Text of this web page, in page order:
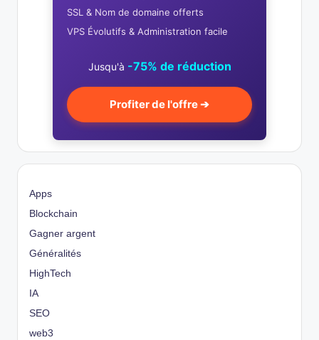
SSL & Nom de domaine offerts
VPS Évolutifs & Administration facile
Jusqu'à -75% de réduction
Profiter de l'offre ➔
Apps
Blockchain
Gagner argent
Généralités
HighTech
IA
SEO
web3